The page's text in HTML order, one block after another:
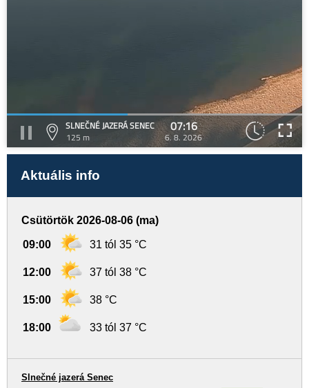
SLNEČNÉ JAZERÁ SENEC
125 m
07:16
6. 8. 2026
Aktuális info
Csütörtök 2026-08-06 (ma)
09:00 31 tól 35 °C
12:00 37 tól 38 °C
15:00 38 °C
18:00 33 tól 37 °C
Slnečné jazerá Senec